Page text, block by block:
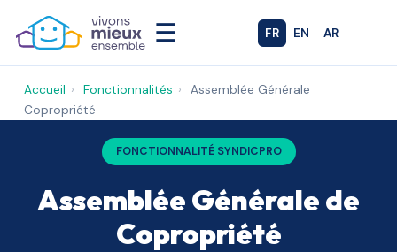
☰ FR EN AR
Accueil › Fonctionnalités ›
Assemblée Générale
Copropriété
FONCTIONNALITÉ SYNDICPRO
Assemblée Générale de
Copropriété